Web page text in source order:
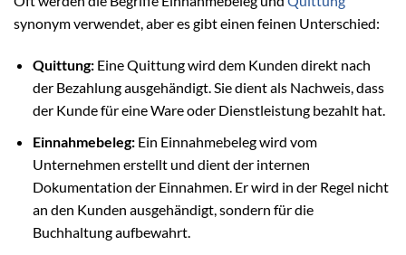
synonym verwendet, aber es gibt einen feinen Unterschied:
Quittung:Eine Quittung wird dem Kunden direkt nach
der Bezahlung ausgehändigt. Sie dient als Nachweis, dass
der Kunde für eine Ware oder Dienstleistung bezahlt hat.
Einnahmebeleg:Ein Einnahmebeleg wird vom
Unternehmen erstellt und dient der internen
Dokumentation der Einnahmen. Er wird in der Regel nicht
an den Kunden ausgehändigt, sondern für die
Buchhaltung aufbewahrt.